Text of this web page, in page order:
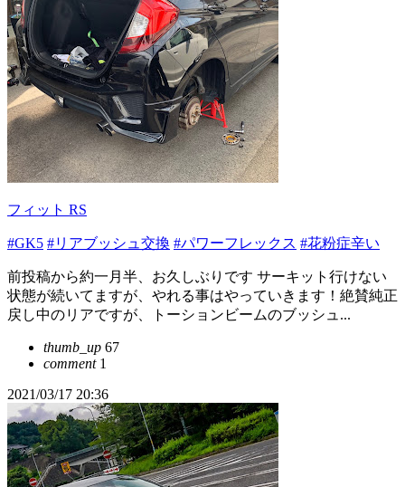
フィット RS
#GK5 #リアブッシュ交換 #パワーフレックス #花粉症辛い
前投稿から約一月半、お久しぶりです サーキット行けない
状態が続いてますが、やれる事はやっていきます！絶賛純正
戻し中のリアですが、トーションビームのブッシュ...
thumb_up 67
comment1
2021/03/17 20:36